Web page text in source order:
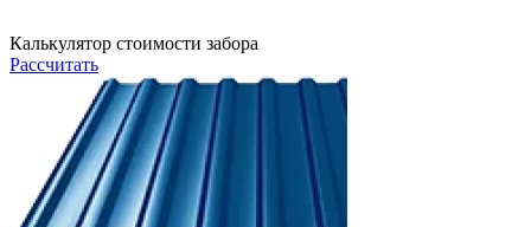
Калькулятор стоимости забора
Рассчитать